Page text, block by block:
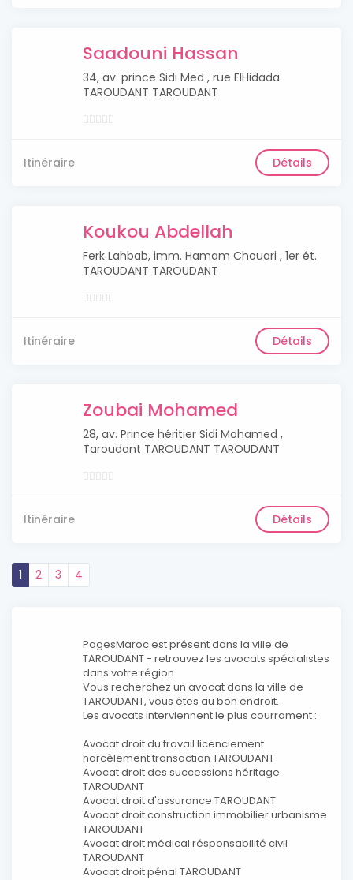
Saadouni Hassan
34, av. prince Sidi Med , rue ElHidada
TAROUDANT TAROUDANT
Itinéraire Détails
Koukou Abdellah
Ferk Lahbab, imm. Hamam Chouari , 1er ét.
TAROUDANT TAROUDANT
Itinéraire Détails
Zoubai Mohamed
28, av. Prince héritier Sidi Mohamed ,
Taroudant TAROUDANT TAROUDANT
Itinéraire Détails
1 2 3 4
PagesMaroc est présent dans la ville de
TAROUDANT - retrouvez les avocats spécialistes
dans votre région.
Vous recherchez un avocat dans la ville de
TAROUDANT, vous êtes au bon endroit.
Les avocats interviennent le plus courrament :
Avocat droit du travail licenciement
harcèlement transaction TAROUDANT
Avocat droit des successions héritage
TAROUDANT
Avocat droit d'assurance TAROUDANT
Avocat droit construction immobilier urbanisme
TAROUDANT
Avocat droit médical résponsabilité civil
TAROUDANT
Avocat droit pénal TAROUDANT